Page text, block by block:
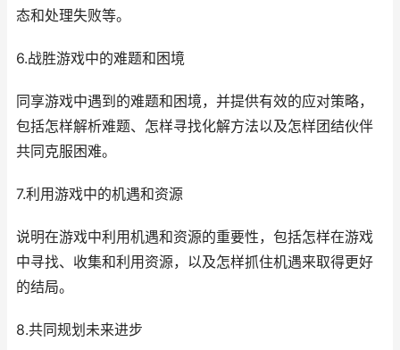
态和处理失败等。
6.战胜游戏中的难题和困境
同享游戏中遇到的难题和困境，并提供有效的应对策略，
包括怎样解析难题、怎样寻找化解方法以及怎样团结伙伴
共同克服困难。
7.利用游戏中的机遇和资源
说明在游戏中利用机遇和资源的重要性，包括怎样在游戏
中寻找、收集和利用资源，以及怎样抓住机遇来取得更好
的结局。
8.共同规划未来进步